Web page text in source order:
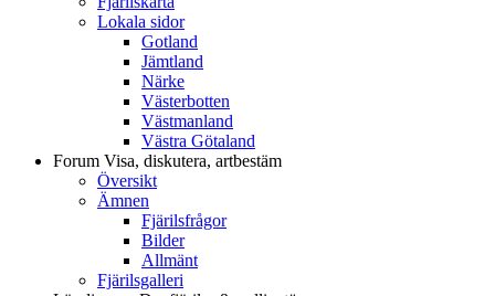
Lokala sidor
Gotland
Jämtland
Närke
Västerbotten
Västmanland
Västra Götaland
Forum Visa, diskutera, artbestäm
Översikt
Ämnen
Fjärilsfrågor
Bilder
Allmänt
Fjärilsgalleri